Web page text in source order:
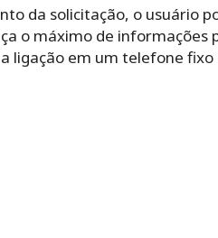
da solicitação, o usuário
o máximo de informações
ligação em um telefone